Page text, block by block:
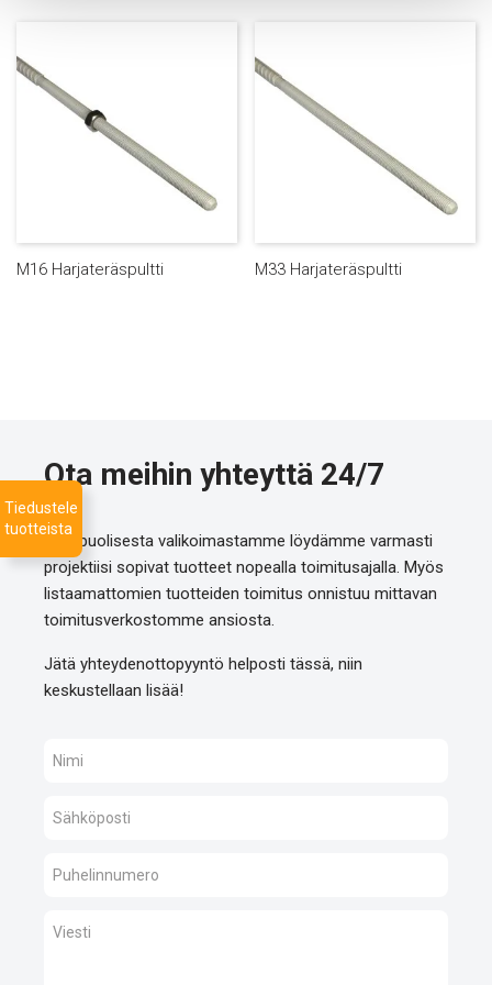
M16 Harjateräspultti M33 Harjateräspultti
Ota meihin yhteyttä 24/7
Monipuolisesta valikoimastamme löydämme varmasti
projektiisi sopivat tuotteet nopealla toimitusajalla. Myös
listaamattomien tuotteiden toimitus onnistuu mittavan
toimitusverkostomme ansiosta.
Jätä yhteydenottopyyntö helposti tässä, niin
keskustellaan lisää!
Tiedustele
tuotteista